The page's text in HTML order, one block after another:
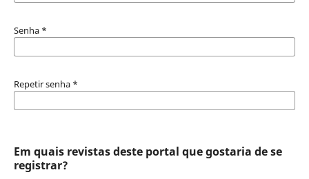
Senha *
Repetir senha *
Em quais revistas deste portal que gostaria de se
registrar?